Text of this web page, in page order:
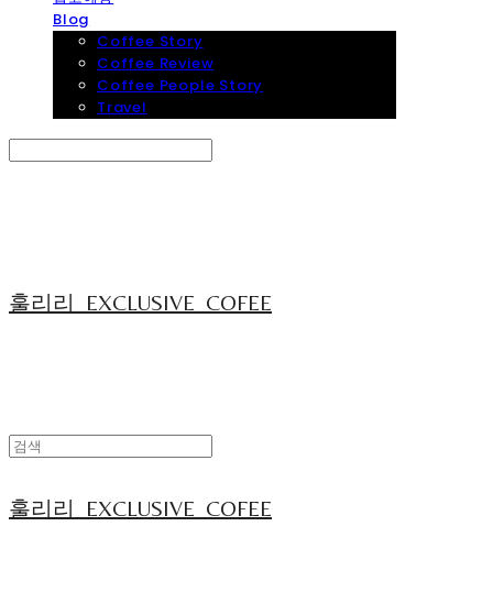
Blog
Coffee Story
Coffee Review
Coffee People Story
Travel
훌리리_EXCLUSIVE_COFEE
훌리리_EXCLUSIVE_COFEE